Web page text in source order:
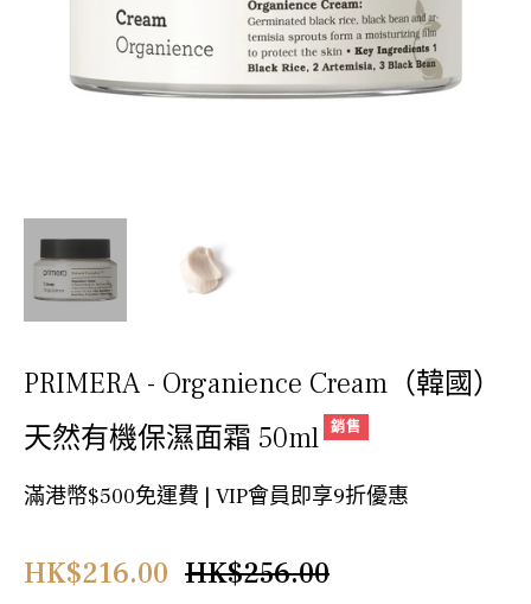
PRIMERA - Organience Cream（韓國）
天然有機保濕面霜 50ml 銷售
滿港幣$500免運費 | VIP會員即享9折優惠
HK$216.00
正
HK$256.00